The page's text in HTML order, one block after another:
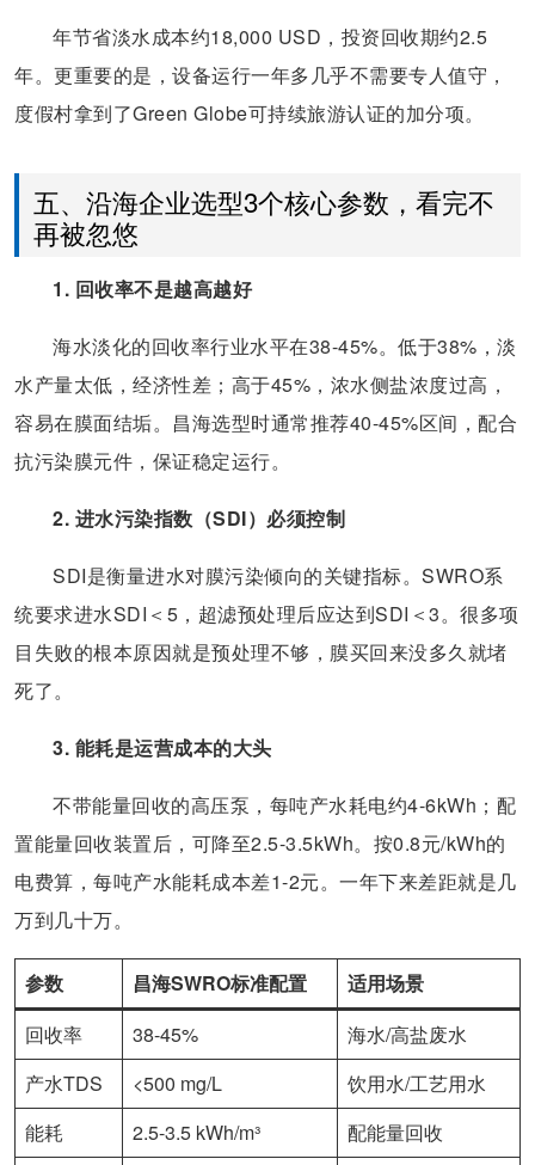
年节省淡水成本约18,000 USD，投资回收期约2.5
年。更重要的是，设备运行一年多几乎不需要专人值守，
度假村拿到了Green Globe可持续旅游认证的加分项。
五、沿海企业选型3个核心参数，看完不
再被忽悠
1. 回收率不是越高越好
海水淡化的回收率行业水平在38-45%。低于38%，淡
水产量太低，经济性差；高于45%，浓水侧盐浓度过高，
容易在膜面结垢。昌海选型时通常推荐40-45%区间，配合
抗污染膜元件，保证稳定运行。
2. 进水污染指数（SDI）必须控制
SDI是衡量进水对膜污染倾向的关键指标。SWRO系
统要求进水SDI＜5，超滤预处理后应达到SDI＜3。很多项
目失败的根本原因就是预处理不够，膜买回来没多久就堵
死了。
3. 能耗是运营成本的大头
不带能量回收的高压泵，每吨产水耗电约4-6kWh；配
置能量回收装置后，可降至2.5-3.5kWh。按0.8元/kWh的
电费算，每吨产水能耗成本差1-2元。一年下来差距就是几
万到几十万。
参数 昌海SWRO标准配置
适用场景
回收率
38-45%
海水/高盐废水
产水TDS
<500 mg/L
饮用水/工艺用水
能耗
2.5-3.5 kWh/m³
配能量回收